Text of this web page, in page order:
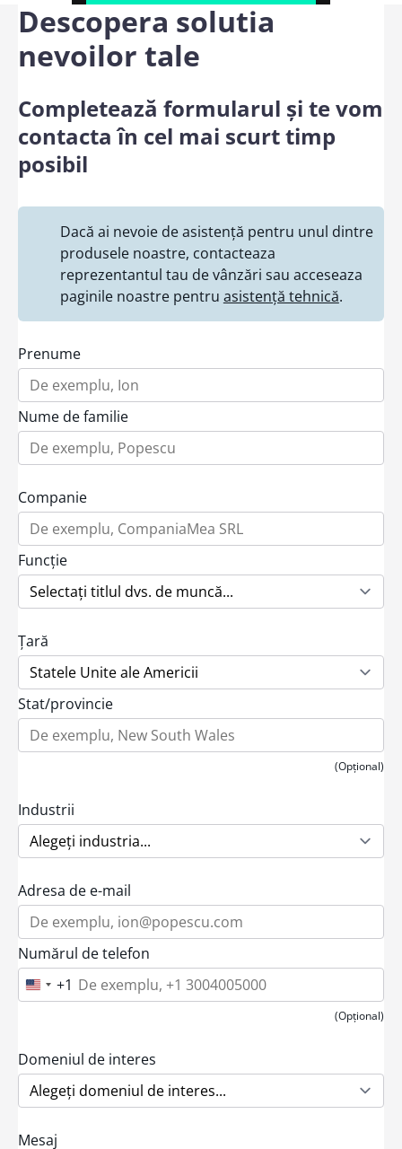
Descopera solutia
nevoilor tale
Completează formularul și te vom
contacta în cel mai scurt timp
posibil
Dacă ai nevoie de asistență pentru unul dintre
produsele noastre, contacteaza
reprezentantul tau de vânzări sau acceseaza
paginile noastre pentru asistență tehnică.
Prenume
Nume de familie
Companie
Funcție
Țară
Stat/provincie
(Opțional)
Industrii
Adresa de e-mail
Numărul de telefon
U
n
d
S
t
a
s
+1
(Opțional)
Domeniul de interes
Mesaj